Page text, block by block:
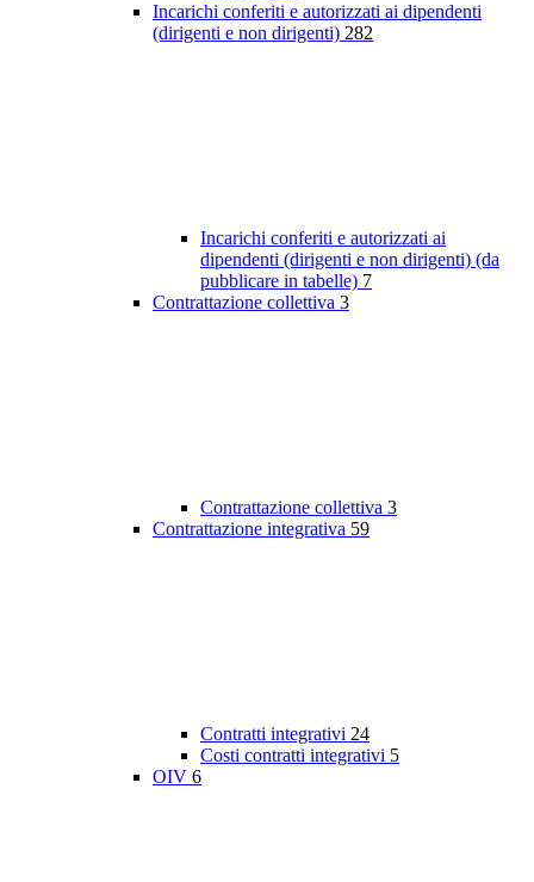
Incarichi conferiti e autorizzati ai dipendenti
(dirigenti e non dirigenti) 282
Incarichi conferiti e autorizzati ai
dipendenti (dirigenti e non dirigenti) (da
pubblicare in tabelle) 7
Contrattazione collettiva 3
Contrattazione collettiva 3
Contrattazione integrativa 59
Contratti integrativi 24
Costi contratti integrativi 5
OIV 6